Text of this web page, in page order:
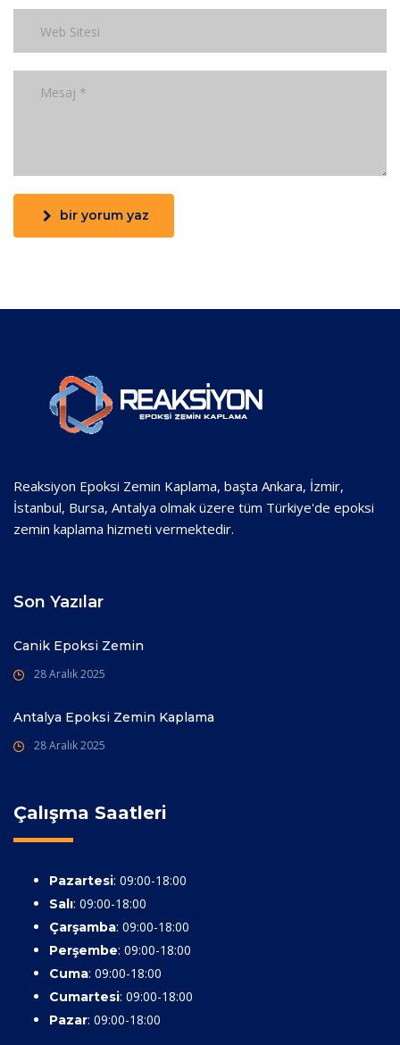
bir yorum yaz
Reaksiyon Epoksi Zemin Kaplama, başta Ankara, İzmir,
İstanbul, Bursa, Antalya olmak üzere tüm Türkiye'de epoksi
zemin kaplama hizmeti vermektedir.
Son Yazılar
Canik Epoksi Zemin
28 Aralık 2025
Antalya Epoksi Zemin Kaplama
28 Aralık 2025
Çalışma Saatleri
Pazartesi: 09:00-18:00
Salı: 09:00-18:00
Çarşamba: 09:00-18:00
Perşembe: 09:00-18:00
Cuma: 09:00-18:00
Cumartesi: 09:00-18:00
Pazar: 09:00-18:00